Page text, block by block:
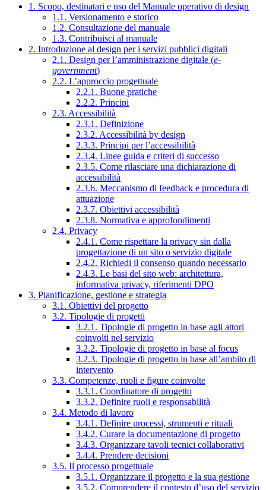
1. Scopo, destinatari e uso del Manuale operativo di design
1.1. Versionamento e storico
1.2. Consultazione del manuale
1.3. Contribuisci al manuale
2. Introduzione al design per i servizi pubblici digitali
2.1. Design per l’amministrazione digitale (e-
government)
2.2. L’approccio progettuale
2.2.1. Buone pratiche
2.2.2. Principi
2.3. Accessibilità
2.3.1. Definizione
2.3.2. Accessibilità by design
2.3.3. Principi per l’accessibilità
2.3.4. Linee guida e criteri di successo
2.3.5. Come rilasciare una dichiarazione di
accessibilità
2.3.6. Meccanismo di feedback e procedura di
attuazione
2.3.7. Obiettivi accessibilità
2.3.8. Normativa e approfondimenti
2.4. Privacy
2.4.1. Come rispettare la privacy sin dalla
progettazione di un sito o servizio digitale
2.4.2. Richiedi il consenso quando necessario
2.4.3. Le basi del sito web: architettura,
informativa privacy, riferimenti DPO
3. Pianificazione, gestione e strategia
3.1. Obiettivi del progetto
3.2. Tipologie di progetti
3.2.1. Tipologie di progetto in base agli attori
coinvolti nel servizio
3.2.2. Tipologie di progetto in base al focus
3.2.3. Tipologie di progetto in base all’ambito di
intervento
3.3. Competenze, ruoli e figure coinvolte
3.3.1. Coordinatore di progetto
3.3.2. Definire ruoli e responsabilità
3.4. Metodo di lavoro
3.4.1. Definire processi, strumenti e rituali
3.4.2. Curare la documentazione di progetto
3.4.3. Organizzare tavoli tecnici collaborativi
3.4.4. Prendere decisioni
3.5. Il processo progettuale
3.5.1. Organizzare il progetto e la sua gestione
3.5.2. Comprendere il contesto d’uso del servizio